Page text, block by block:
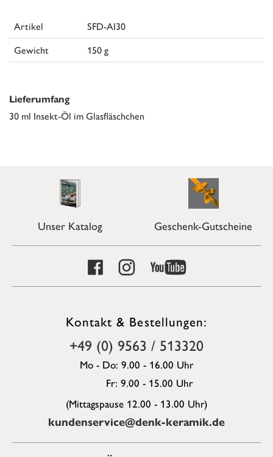
Artikel
SFD-AI30
Gewicht
150 g
Lieferumfang
30 ml Insekt-Öl im Glasfläschchen
Unser Katalog Geschenk-Gutscheine
Kontakt & Bestellungen:
+49 (0) 9563 / 513320
Mo - Do: 9.00 - 16.00 Uhr
Fr: 9.00 - 15.00 Uhr
(Mittagspause 12.00 - 13.00 Uhr)
kundenservice@denk-keramik.de